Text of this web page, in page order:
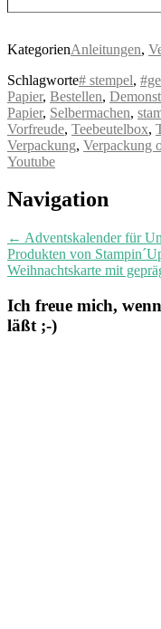
KategorienAnleitungen,
Schlagworte# stempel,
Papier, Bestellen,
Papier, Selbermachen,
Vorfreude, Teebeutelbox,
Verpackung, Verpackung
Youtube
Post
Navigation
← Adventskalender für
Produkten von
Weihnachtskarte mit
Ich freue mich,
läßt ;-)